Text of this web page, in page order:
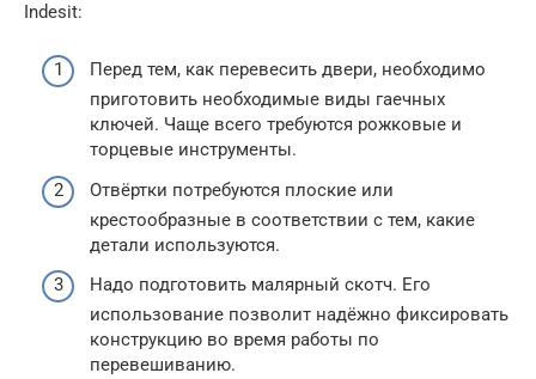
Indesit:
Перед тем, как перевесить двери, необходимо
приготовить необходимые виды гаечных
ключей. Чаще всего требуются рожковые и
торцевые инструменты.
Отвёртки потребуются плоские или
крестообразные в соответствии с тем, какие
детали используются.
Надо подготовить малярный скотч. Его
использование позволит надёжно фиксировать
конструкцию во время работы по
перевешиванию.